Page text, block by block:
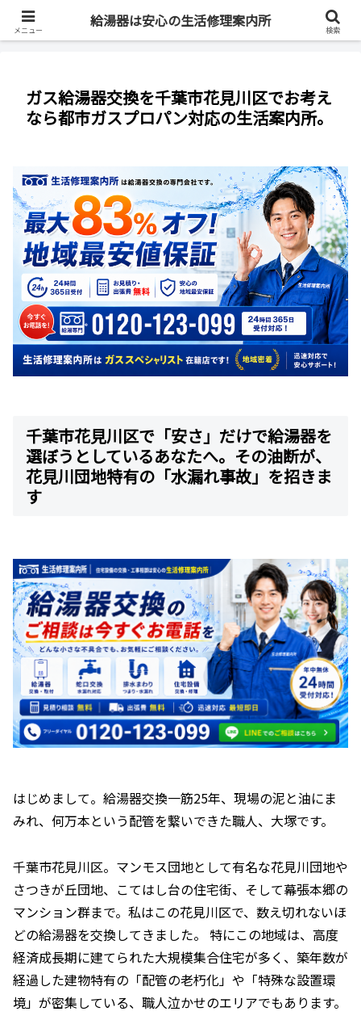
最短即日・全国対応・最大83%OFF
ガス給湯器交換を千葉市花見川区でお考え
なら都市ガスプロパン対応の生活案内所。
千葉市花見川区で「安さ」だけで給湯器を
選ぼうとしているあなたへ。その油断が、
花見川団地特有の「水漏れ事故」を招きま
す
はじめまして。給湯器交換一筋25年、現場の泥と油にま
みれ、何万本という配管を繋いできた職人、大塚です。
千葉市花見川区。マンモス団地として有名な花見川団地や
さつきが丘団地、こてはし台の住宅街、そして幕張本郷の
マンション群まで。私はこの花見川区で、数え切れないほ
どの給湯器を交換してきました。 特にこの地域は、高度
経済成長期に建てられた大規模集合住宅が多く、築年数が
経過した建物特有の「配管の老朽化」や「特殊な設置環
境」が密集している、職人泣かせのエリアでもあります。
メニュー
給湯器は安心の生活修理案内所
検索